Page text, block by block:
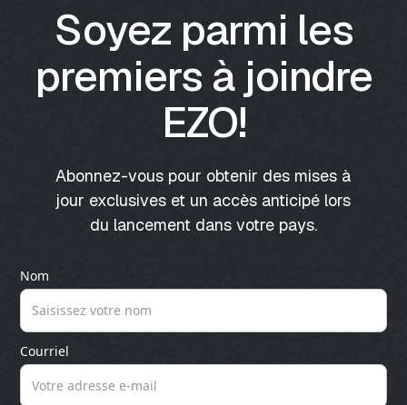
Soyez parmi les
premiers à joindre
EZO!
Abonnez-vous pour obtenir des mises à
jour exclusives et un accès anticipé lors
du lancement dans votre pays.
Nom
Courriel